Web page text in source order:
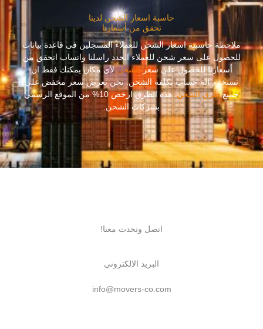
حاسبة اسعار الشحن لدينا
تحقق من أسعارنا
ملاحظة حاسبىة اسعار الشحن للعملاء المسجلين فى قاعدة بيانات
للحصول على سعر شحن للعملاء الجدد راسلنا واتساب اتحقق من
أسعارنا للحصول على سعرالشحنلأي مكان يمكنك فقط ان
تستخدم الة حساب تكلفة الشحن. نحن نعرض سعر مخفض على
جميعطرق الشحن
. هذه الطرق ارخص 10% من الموقع الرسمي
بشركات الشحن.
اتصل وتحدث معنا!
البريد الالكتروني
info@movers-co.com